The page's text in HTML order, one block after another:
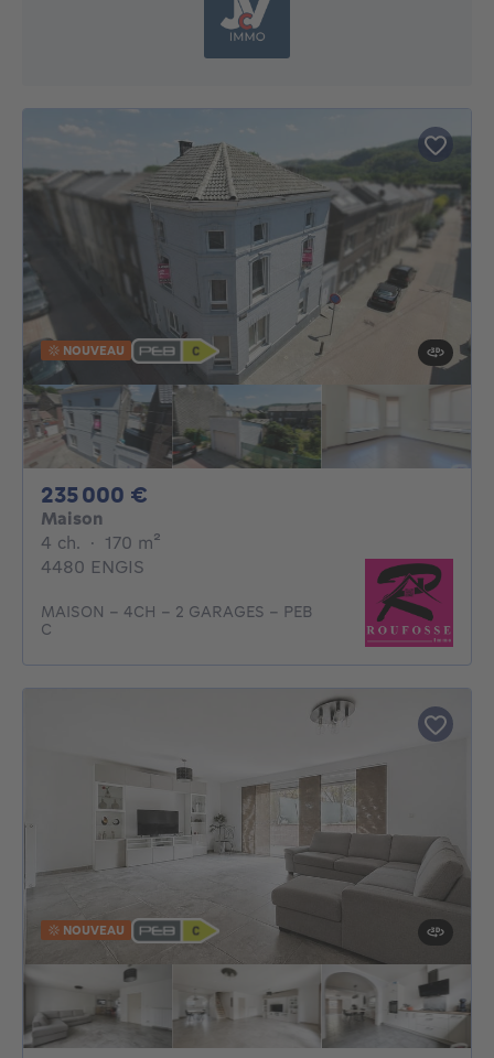
NOUVEAU
235 000 €
Maison
4 ch. 4 chambres
· 170 m²
4480 ENGIS
MAISON - 4CH - 2 GARAGES - PEB
C
NOUVEAU